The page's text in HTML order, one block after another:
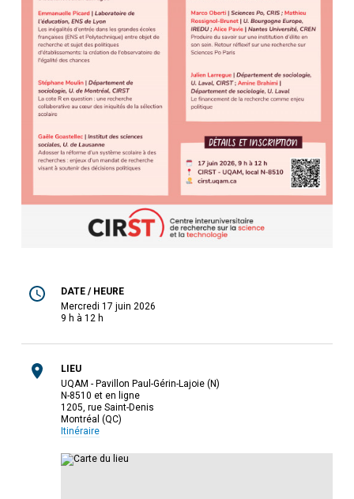
DATE / HEURE
mercredi 17 juin 2026
9 h à 12 h
LIEU
UQAM - Pavillon Paul-Gérin-Lajoie (N)
N-8510 et en ligne
1205, rue Saint-Denis
Montréal (QC)
Itinéraire